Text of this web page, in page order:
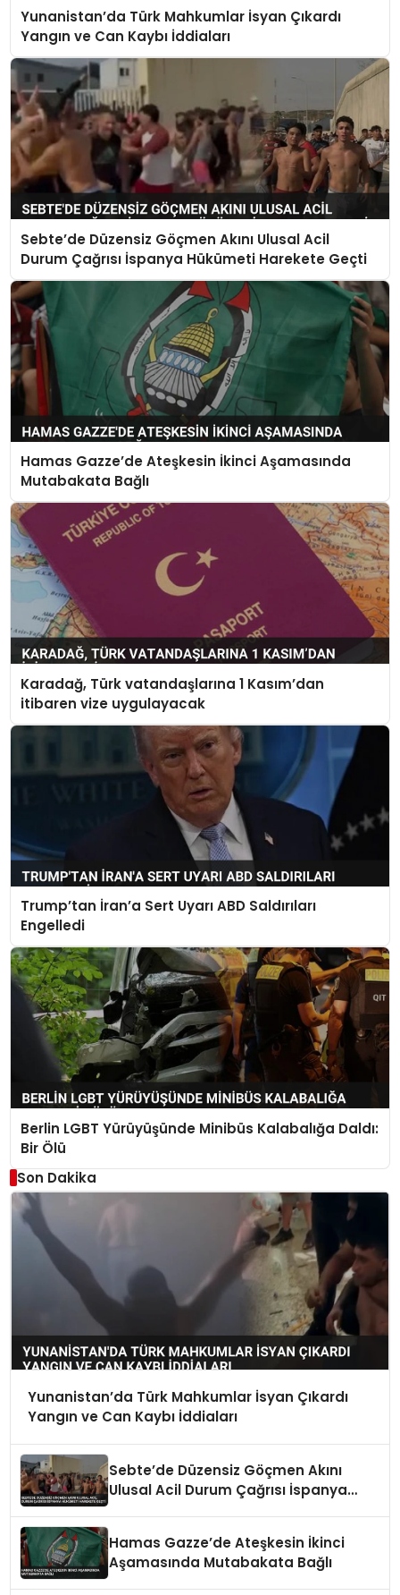
Yunanistan’da Türk Mahkumlar İsyan Çıkardı
Yangın ve Can Kaybı İddiaları
Sebte’de Düzensiz Göçmen Akını Ulusal Acil
Durum Çağrısı İspanya Hükümeti Harekete Geçti
Hamas Gazze’de Ateşkesin İkinci Aşamasında
Mutabakata Bağlı
Karadağ, Türk vatandaşlarına 1 Kasım’dan
itibaren vize uygulayacak
Trump’tan İran’a Sert Uyarı ABD Saldırıları
Engelledi
Berlin LGBT Yürüyüşünde Minibüs Kalabalığa Daldı:
Bir Ölü
Son Dakika
Yunanistan’da Türk Mahkumlar İsyan Çıkardı
Yangın ve Can Kaybı İddiaları
Sebte’de Düzensiz Göçmen Akını
Ulusal Acil Durum Çağrısı İspanya
Hamas Gazze’de Ateşkesin İkinci
Aşamasında Mutabakata Bağlı